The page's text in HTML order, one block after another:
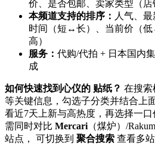
价、是否包邮、卖家类型（
本频道支持的排序： 人气、
时间（短↔长）、当前价（
高）
服务： 代购/代拍 + 日本国内
成
如何快速找到心仪的 贴纸？ 在搜索
等关键信息，勾选子分类并结合上
看近7天上新与高热度，再选择一
需同时对比 Mercari （煤炉）/
站点， 可切换到 聚合搜索 查看多站